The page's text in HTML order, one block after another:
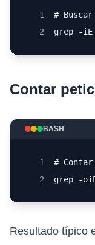
1
#
2
grep -iE
Contar
BASH
1
#
2
grep -
Resultado típico